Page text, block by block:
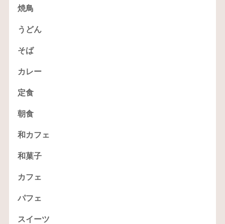
焼鳥
うどん
そば
カレー
定食
朝食
和カフェ
和菓子
カフェ
パフェ
スイーツ